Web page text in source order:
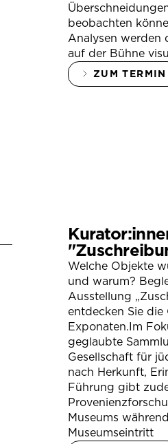
beobachten
Analysen werden
auf der Bühne
ZUM TERMIN
Welche Objekte
und warum?
Ausstellung
entdecken Sie die
Exponaten.Im
geglaubte
Gesellschaft für
nach Herkunft,
Führung gibt
Museums
Museumseintritt